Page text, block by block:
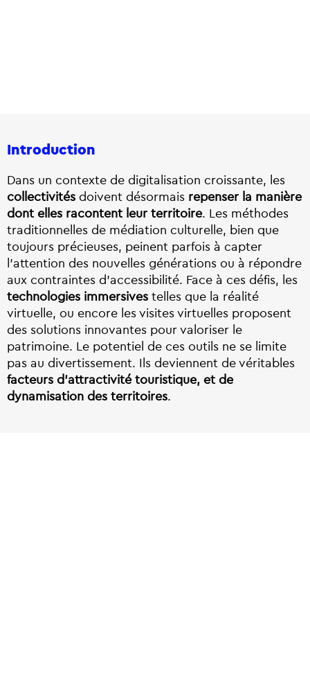
Introduction
Dans un contexte de digitalisation croissante, les
collectivités doivent désormais repenser la manière
dont elles racontent leur territoire. Les méthodes
traditionnelles de médiation culturelle, bien que
toujours précieuses, peinent parfois à capter
l’attention des nouvelles générations ou à répondre
aux contraintes d’accessibilité. Face à ces défis, les
technologies immersives telles que la réalité
virtuelle, ou encore les visites virtuelles proposent
des solutions innovantes pour valoriser le
patrimoine. Le potentiel de ces outils ne se limite
pas au divertissement. Ils deviennent de véritables
facteurs d’attractivité touristique, et de
dynamisation des territoires.